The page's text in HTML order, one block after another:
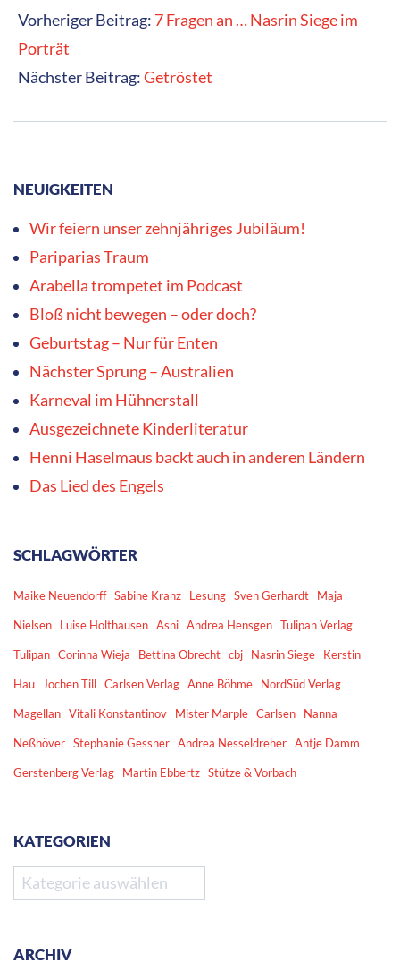
08
Vorheriger Beitrag: 7 Fragen an … Nasrin Siege im
Porträt
Nächster Beitrag:Getröstet
NEUIGKEITEN
Wir feiern unser zehnjähriges Jubiläum!
Pariparias Traum
Arabella trompetet im Podcast
Bloß nicht bewegen – oder doch?
Geburtstag – Nur für Enten
Nächster Sprung – Australien
Karneval im Hühnerstall
Ausgezeichnete Kinderliteratur
Henni Haselmaus backt auch in anderen Ländern
Das Lied des Engels
SCHLAGWÖRTER
Maike Neuendorff Sabine Kranz Lesung Sven Gerhardt Maja
Nielsen Luise Holthausen Asni Andrea Hensgen Tulipan Verlag
Tulipan Corinna Wieja Bettina Obrecht cbj Nasrin Siege Kerstin
Hau Jochen Till Carlsen Verlag Anne Böhme NordSüd Verlag
Magellan Vitali Konstantinov Mister Marple Carlsen Nanna
Neßhöver Stephanie Gessner Andrea Nesseldreher Antje Damm
Gerstenberg Verlag Martin Ebbertz Stütze & Vorbach
KATEGORIEN
Kategorien
ARCHIV